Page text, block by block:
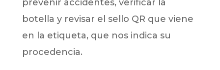
prevenir accidentes, verificar la
botella y revisar el sello QR que viene
en la etiqueta, que nos indica su
procedencia.